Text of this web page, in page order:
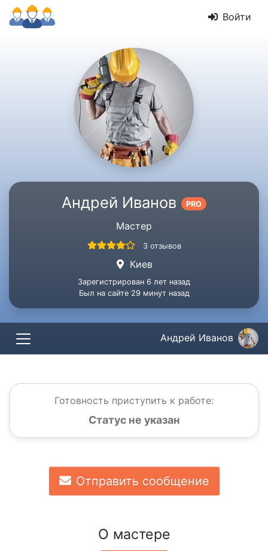
Войти
Андрей Иванов PRO
Мастер
3 отзывов
Киев
Зарегистрирован 6 лет назад
Был на сайте 29 минут назад
Андрей Иванов
Готовность приступить к работе:
Статус не указан
Отправить сообщение
О мастере